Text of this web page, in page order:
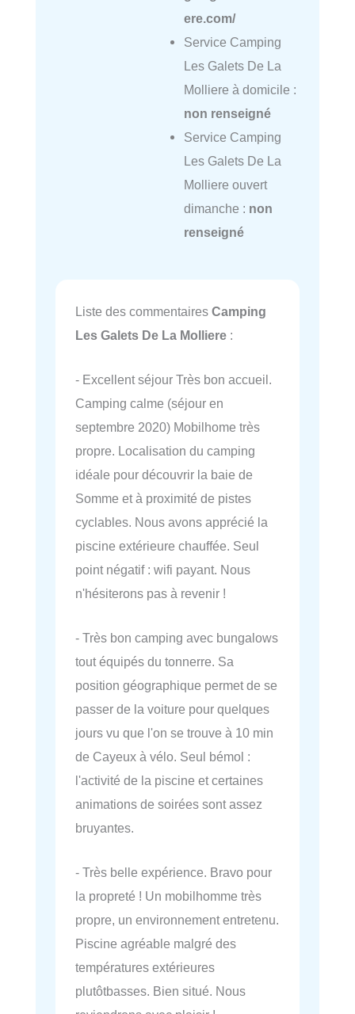
ere.com/
Service Camping
Les Galets De La
Molliere à domicile :
non renseigné
Service Camping
Les Galets De La
Molliere ouvert
dimanche : non
renseigné
Liste des commentaires Camping
Les Galets De La Molliere :
- Excellent séjour Très bon accueil.
Camping calme (séjour en
septembre 2020) Mobilhome très
propre. Localisation du camping
idéale pour découvrir la baie de
Somme et à proximité de pistes
cyclables. Nous avons apprécié la
piscine extérieure chauffée. Seul
point négatif : wifi payant. Nous
n'hésiterons pas à revenir !
- Très bon camping avec bungalows
tout équipés du tonnerre. Sa
position géographique permet de se
passer de la voiture pour quelques
jours vu que l'on se trouve à 10 min
de Cayeux à vélo. Seul bémol :
l'activité de la piscine et certaines
animations de soirées sont assez
bruyantes.
- Très belle expérience. Bravo pour
la propreté ! Un mobilhomme très
propre, un environnement entretenu.
Piscine agréable malgré des
températures extérieures
plutôtbasses. Bien situé. Nous